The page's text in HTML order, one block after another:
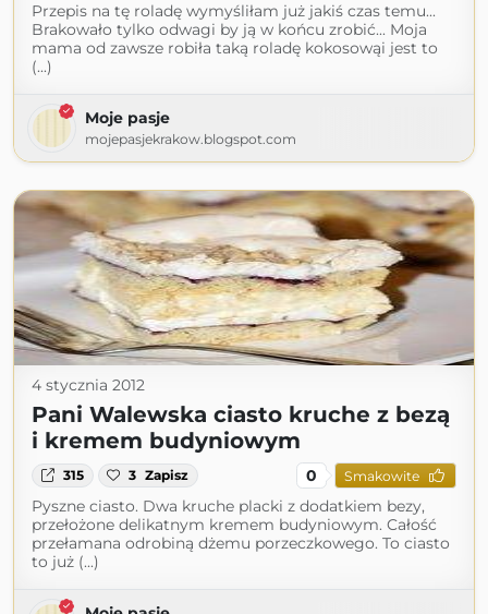
Przepis na tę roladę wymyśliłam już jakiś czas temu...
Brakowało tylko odwagi by ją w końcu zrobić... Moja
mama od zawsze robiła taką roladę kokosowąi jest to
(...)
Moje pasje
mojepasjekrakow.blogspot.com
4 stycznia 2012
Pani Walewska ciasto kruche z bezą
i kremem budyniowym
315 3 Zapisz 0 Smakowite
Pyszne ciasto. Dwa kruche placki z dodatkiem bezy,
przełożone delikatnym kremem budyniowym. Całość
przełamana odrobiną dżemu porzeczkowego. To ciasto
to już (...)